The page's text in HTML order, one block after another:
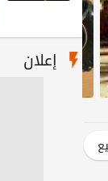
إعلان